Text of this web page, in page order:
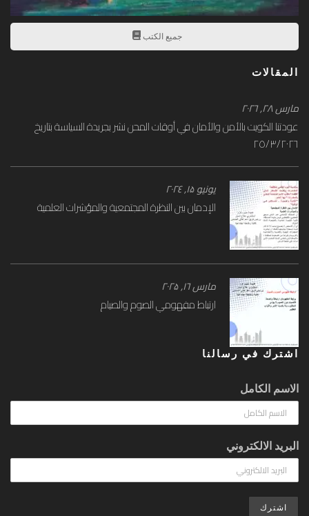
جميع الكتب
المقالات
مارس ۲۸, ۲۰۲٦
عودتنا الكويت بالأمن والأمان في أوقات المحن نشر بجريدة السياسة بتاريخ
٢٥/٣/٢٠٢٦
يونيو ۱۵, ۲۰۲٤
الإدمان بين النظرة المجتمعية والمؤشرات العلمية
مارس ۱٦, ۲۰۲۵
ارتباط مفهومي الصوم والصيام
اشترك في رسالنا
الاسم الكامل
البريد الالكتروني